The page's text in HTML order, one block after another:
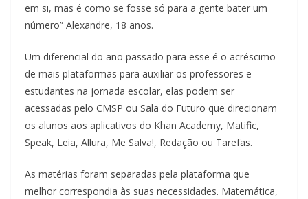
em si, mas é como se fosse só para a gente bater um
número” Alexandre, 18 anos.
Um diferencial do ano passado para esse é o acréscimo
de mais plataformas para auxiliar os professores e
estudantes na jornada escolar, elas podem ser
acessadas pelo CMSP ou Sala do Futuro que direcionam
os alunos aos aplicativos do Khan Academy, Matific,
Speak, Leia, Allura, Me Salva!, Redação ou Tarefas.
As matérias foram separadas pela plataforma que
melhor correspondia às suas necessidades. Matemática,